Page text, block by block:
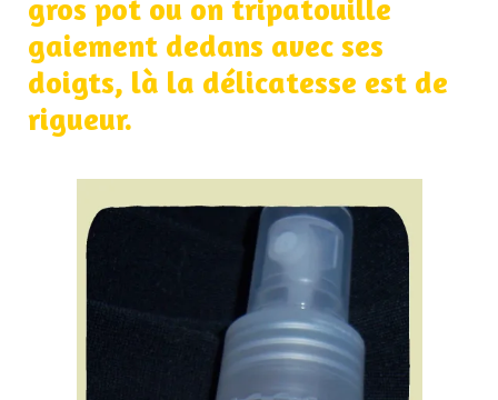
gros pot ou on tripatouille
gaiement dedans avec ses
doigts, là la délicatesse est de
rigueur.